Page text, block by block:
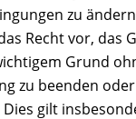
zu
Recht vor, das
Grund
zu beenden
gilt